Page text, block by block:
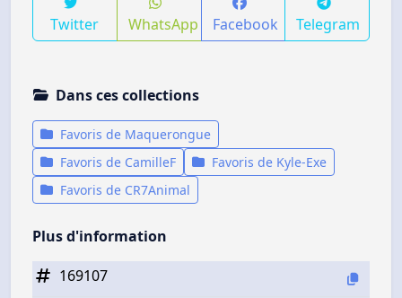
Twitter WhatsApp Facebook Telegram
Dans ces collections
Favoris de Maquerongue
Favoris de CamilleF
Favoris de Kyle-Exe
Favoris de CR7Animal
Plus d'information
169107